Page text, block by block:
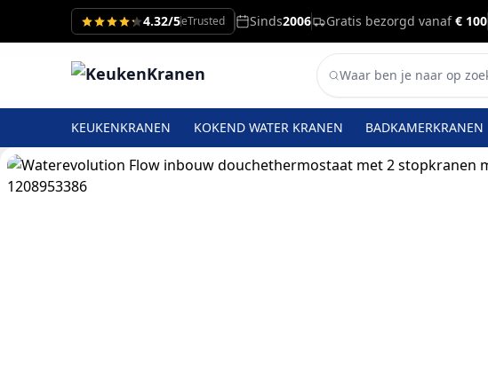
4.32/5eTrusted Sinds2006 Gratis bezorgd vanaf€ 100
KEUKENKRANEN KOKEND WATER KRANEN BADKAMERKRANEN